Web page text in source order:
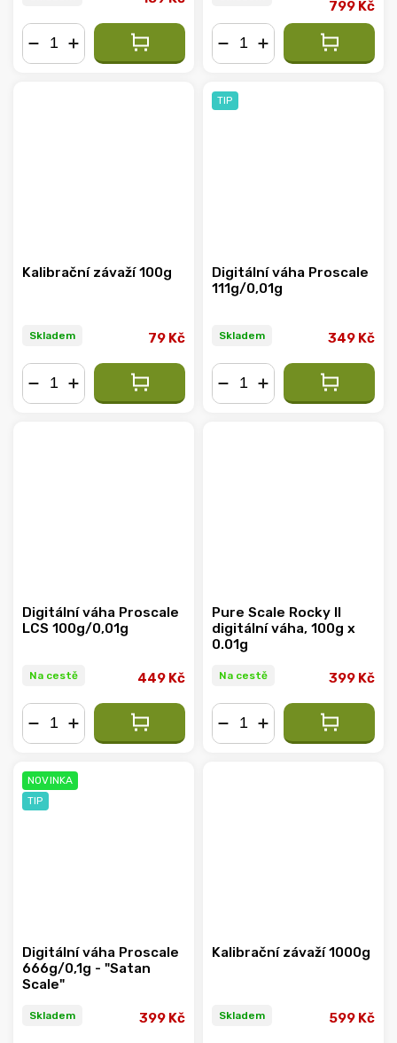
799 Kč
Kalibrační závaží 100g
Skladem 79 Kč
TIP
Digitální váha Proscale
111g/0,01g
Skladem 349 Kč
Digitální váha Proscale
LCS 100g/0,01g
Na cestě 449 Kč
Pure Scale Rocky II
digitální váha, 100g x
0.01g
Na cestě 399 Kč
NOVINKA
TIP
Digitální váha Proscale
666g/0,1g - "Satan
Scale"
Skladem 399 Kč
Kalibrační závaží 1000g
Skladem 599 Kč